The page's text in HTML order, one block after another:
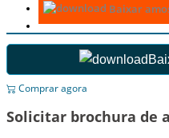
Baixar
Comprar agora
Solicitar brochura de